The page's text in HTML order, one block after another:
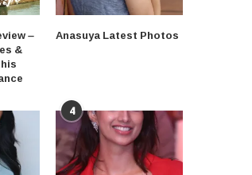
–
&
Anasuya Latest Photos
4